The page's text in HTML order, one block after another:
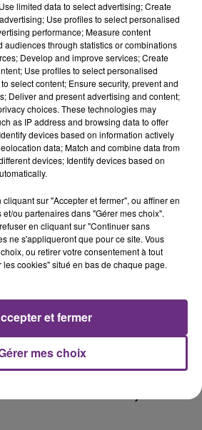
13h58
13h58
DJ GOJA & JASON DERULO &
13h46
13h46
JOSEF SALVAT
limited data to select advertising; Create
Use profiles to select personalised
performance; Measure content
audiences through statistics or combinations
Develop and improve services; Create
Use profiles to select personalised
select content; Ensure security, prevent and
Deliver and present advertising and content;
choices. These technologies may
as IP address and browsing data to offer
devices based on information actively
data; Match and combine data from
devices; Identify devices based on
sur "Accepter et fermer", ou affiner en
ou partenaires dans "Gérer mes choix".
en cliquant sur "Continuer sans
ne s'appliqueront que pour ce site. Vous
ou retirer votre consentement à tout
cookies" situé en bas de chaque page.
mes choix
et fermer